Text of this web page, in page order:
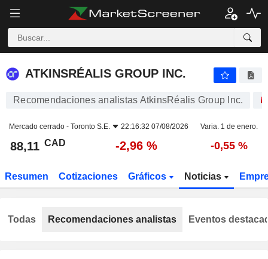
ATKINSRÉALIS GROUP INC.
ATKINSRÉALIS GROUP INC.
Recomendaciones analistas AtkinsRéalis Group Inc.
Mercado cerrado - Toronto S.E. 22:16:32 07/08/2026 Varia. 1 de enero.
88,11 CAD -2,96 % -0,55 %
Resumen Cotizaciones Gráficos Noticias
Todas Recomendaciones analistas Eventos